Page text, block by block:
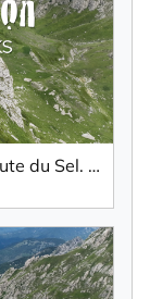
Route frontalière ligure ou Haute Route du Sel. Point fort : la Tornante della Boaria.